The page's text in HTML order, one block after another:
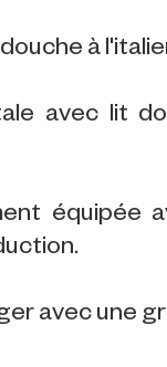
à
avec lit
équipée
avec une